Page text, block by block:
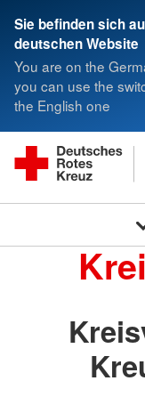
Sie befinden sich
deutschen Website
You are on the
you can use the
the English one